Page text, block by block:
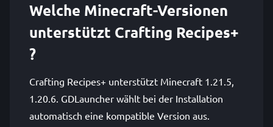
Welche Minecraft-Versionen
unterstützt Crafting Recipes+
?
Crafting Recipes+ unterstützt Minecraft 1.21.5,
1.20.6. GDLauncher wählt bei der Installation
automatisch eine kompatible Version aus.